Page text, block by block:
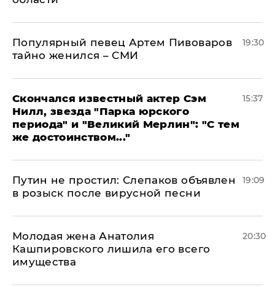
Популярный певец Артем Пивоваров
тайно женился – СМИ
19:30
Скончался известный актер Сэм
Нилл, звезда "Парка юрского
периода" и "Великий Мерлин": "С тем
же достоинством..."
15:37
Путин не простил: Слепаков объявлен
в розыск после вирусной песни
19:09
Молодая жена Анатолия
Кашпировского лишила его всего
имущества
20:30